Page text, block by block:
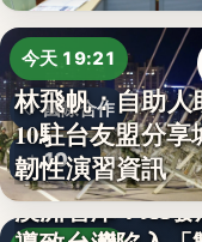
今天 19:21
國際合作
10
林飛帆：自助人
10駐台友盟分享
韌性演習資訊
澳洲智庫：AI發